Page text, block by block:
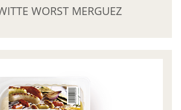
WORST MERGUEZ